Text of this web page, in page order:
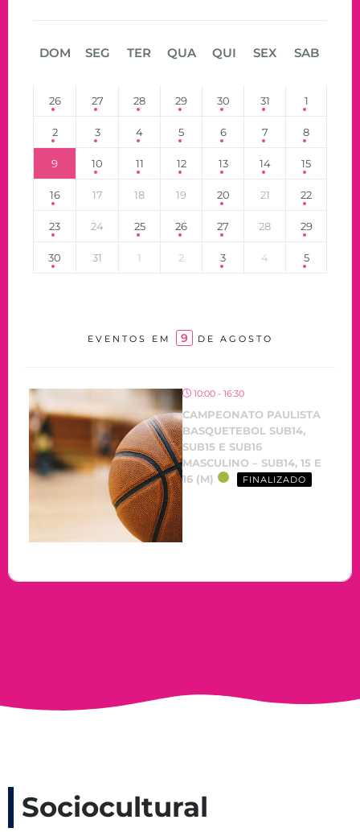
DOM SEG TER QUA QUI SEX SAB
26 27 28 29 30 31 1
2 3 4 5 6 7 8
9 10 11 12 13 14 15
16 17 18 19 20 21 22
23 24 25 26 27 28 29
30 31 1 2 3 4 5
EVENTOS EM 9 DE AGOSTO
10:00 - 16:30
CAMPEONATO PAULISTA
BASQUETEBOL SUB14,
SUB15 E SUB16
MASCULINO – SUB14, 15 E
16 (M)
FINALIZADO
Sociocultural